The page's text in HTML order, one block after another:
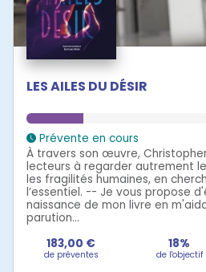
LES AILES DU DÉSIR
Prévente en cours
À travers son œuvre,
lecteurs à regarder autrement
les fragilités humaines, en
l’essentiel. -- Je vous propose
naissance de mon livre en
parution...
183,00 €
de préventes
18%
de l'objectif